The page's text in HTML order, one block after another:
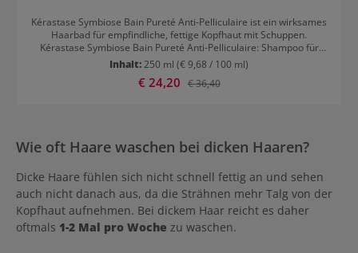
Kérastase Symbiose Bain Pureté Anti-Pelliculaire ist ein wirksames
Haarbad für empfindliche, fettige Kopfhaut mit Schuppen.
Kérastase Symbiose Bain Pureté Anti-Pelliculaire: Shampoo für
fettige Kopfhaut mit Schuppenbildung Das Shampoo ist ein
regulierendes Haarbad, das schnell fettende Kopfhaut mit
Schuppenbildung wieder ins Gleichgewicht bringt. Es reinigt sanft,
Bildung neuer Schuppen. Salicylsäure peelt und entfernt so
Pelliculaire Anwendung Haarbad auf das feuchte Haar geben und
aufschäumen. Sanft einmassieren und gut ausspülen. Highlights:
Reguliert Reinigt Anti-Schuppen Wirkung Ohne Sulfate und Silikone
Inhalt:250 ml (€ 9,68 / 100 ml)
Verkaufspreis:
€ 24,20 Regulärer Preis:
€ 36,40
Wie oft Haare waschen bei dicken Haaren?
Dicke Haare fühlen sich nicht schnell fettig an und sehen
auch nicht danach aus, da die Strähnen mehr Talg von der
Kopfhaut aufnehmen. Bei dickem Haar reicht es daher
oftmals 1-2 Mal pro Woche zu waschen.